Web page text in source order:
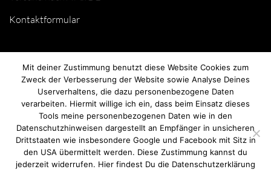
Kontaktformular
© we love handmade 2026. All rights reserved.
Mit deiner Zustimmung benutzt diese Website Cookies zum
Zweck der Verbesserung der Website sowie Analyse Deines
Userverhaltens, die dazu personenbezogene Daten
verarbeiten. Hiermit willige ich ein, dass beim Einsatz dieses
Tools meine personenbezogenen Daten wie in den
Datenschutzhinweisen dargestellt an Empfänger in unsicheren
Drittstaaten wie insbesondere Google und Facebook mit Sitz in
den USA übermittelt werden. Diese Zustimmung kannst du
jederzeit widerrufen. Hier findest Du die Datenschutzerklärung